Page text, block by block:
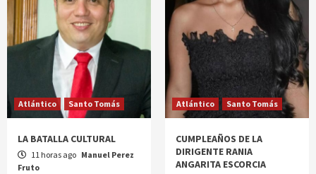
Atlántico Santo Tomás
LA BATALLA CULTURAL
11 horas ago Manuel Perez
Fruto
Atlántico Santo Tomás
CUMPLEAÑOS DE LA
DIRIGENTE RANIA
ANGARITA ESCORCIA